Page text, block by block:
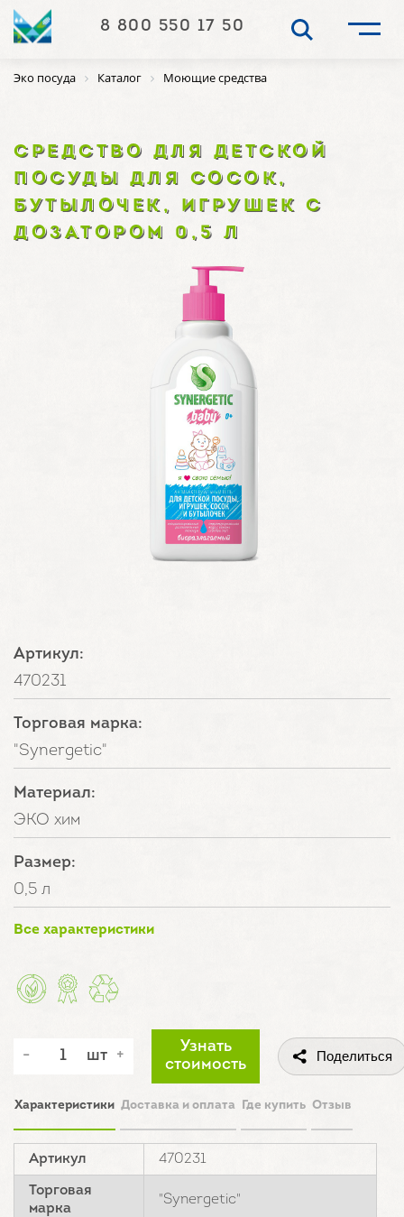
8 800 550 17 50
Эко посуда Каталог Моющие средства
СРЕДСТВО ДЛЯ ДЕТСКОЙ
ПОСУДЫ ДЛЯ СОСОК,
БУТЫЛОЧЕК, ИГРУШЕК С
ДОЗАТОРОМ 0,5 Л
Артикул:
470231
Торговая марка:
"Synergetic"
Материал:
ЭКО хим
Размер:
0,5 л
Все характеристики
шт
Узнать
стоимость
Поделиться
Характеристики Доставка и оплата Где купить Отзыв
Артикул 470231
Торговая
марка
"Synergetic"